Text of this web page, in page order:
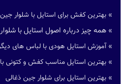
» بهترین کفش برای استایل با شلوار
» همه چیز درباره اصول استایل با
»آموزش استایل هودی با لباس های
» بهترین استایل مناسب کفش و کتونی
» بهترین استایل برای شلوار جین ذغالی